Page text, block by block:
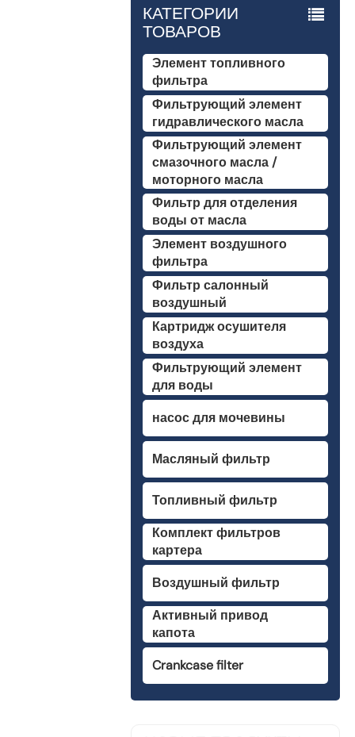
КАТЕГОРИИ
ТОВАРОВ
Элемент топливного
фильтра
Фильтрующий элемент
гидравлического масла
Фильтрующий элемент
смазочного масла /
моторного масла
Фильтр для отделения
воды от масла
Элемент воздушного
фильтра
Фильтр салонный
воздушный
Картридж осушителя
воздуха
Фильтрующий элемент
для воды
насос для мочевины
Масляный фильтр
Топливный фильтр
Комплект фильтров
картера
Воздушный фильтр
Активный привод
капота
Crankcase filter